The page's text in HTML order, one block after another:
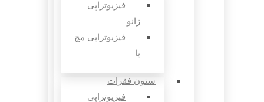
فیزیوتراپی
زانو
فیزیوتراپی مچ
پا
ستون فقرات
فیزیوتراپی